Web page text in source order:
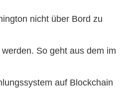
nicht über Bord zu
So geht aus dem im
auf Blockchain